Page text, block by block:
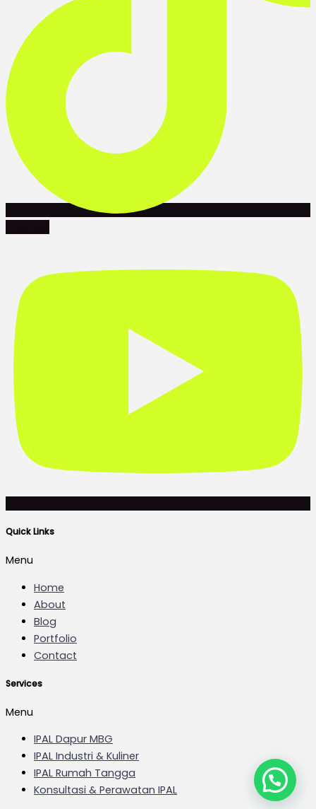
Quick Links
Menu
Home
About
Blog
Portfolio
Contact
Services
Menu
IPAL Dapur MBG
IPAL Industri & Kuliner
IPAL Rumah Tangga
Konsultasi & Perawatan IPAL